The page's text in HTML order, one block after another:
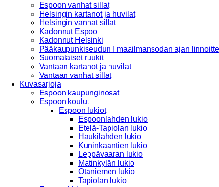
Espoon vanhat sillat
Helsingin kartanot ja huvilat
Helsingin vanhat sillat
Kadonnut Espoo
Kadonnut Helsinki
Pääkaupunkiseudun I maailmansodan ajan
Suomalaiset ruukit
Vantaan kartanot ja huvilat
Vantaan vanhat sillat
Kuvasarjoja
Espoon kaupunginosat
Espoon koulut
Espoon lukiot
Espoonlahden lukio
Etelä-Tapiolan lukio
Haukilahden lukio
Kuninkaantien lukio
Leppävaaran lukio
Matinkylän lukio
Otaniemen lukio
Tapiolan lukio